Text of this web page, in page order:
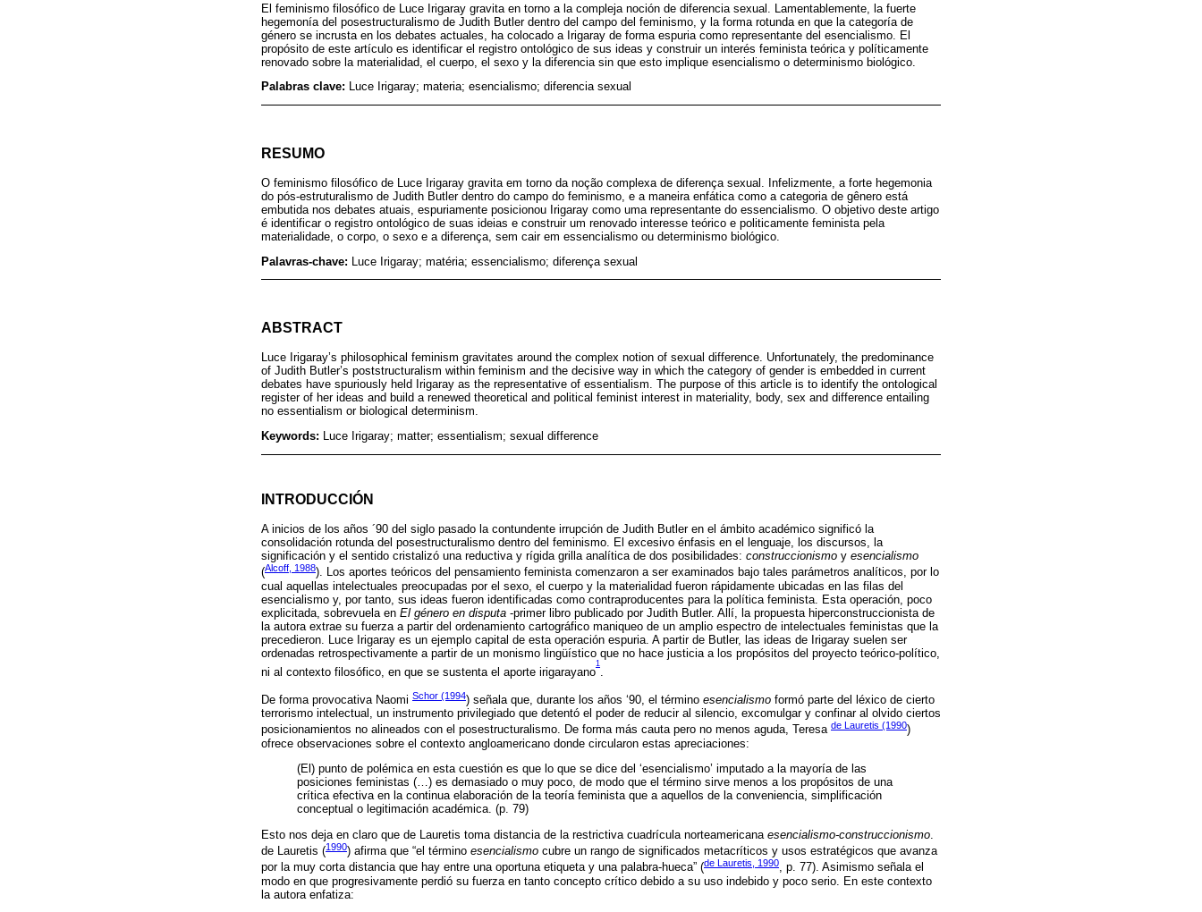
El feminismo filosófico de Luce Irigaray gravita en torno a la compleja noción de diferencia sexual. Lamentablemente, la fuerte
hegemonía del posestructuralismo de Judith Butler dentro del campo del feminismo, y la forma rotunda en que la categoría de
género se incrusta en los debates actuales, ha colocado a Irigaray de forma espuria como representante del esencialismo. El
propósito de este artículo es identificar el registro ontológico de sus ideas y construir un interés feminista teórica y políticamente
renovado sobre la materialidad, el cuerpo, el sexo y la diferencia sin que esto implique esencialismo o determinismo biológico.
Palabras clave: Luce Irigaray; materia; esencialismo; diferencia sexual
RESUMO
O feminismo filosófico de Luce Irigaray gravita em torno da noção complexa de diferença sexual. Infelizmente, a forte hegemonia
do pós-estruturalismo de Judith Butler dentro do campo do feminismo, e a maneira enfática como a categoria de gênero está
embutida nos debates atuais, espuriamente posicionou Irigaray como uma representante do essencialismo. O objetivo deste artigo
é identificar o registro ontológico de suas ideias e construir um renovado interesse teórico e politicamente feminista pela
materialidade, o corpo, o sexo e a diferença, sem cair em essencialismo ou determinismo biológico.
Palavras-chave: Luce Irigaray; matéria; essencialismo; diferença sexual
ABSTRACT
Luce Irigaray’s philosophical feminism gravitates around the complex notion of sexual difference. Unfortunately, the predominance
of Judith Butler’s poststructuralism within feminism and the decisive way in which the category of gender is embedded in current
debates have spuriously held Irigaray as the representative of essentialism. The purpose of this article is to identify the ontological
register of her ideas and build a renewed theoretical and political feminist interest in materiality, body, sex and difference entailing
no essentialism or biological determinism.
Keywords: Luce Irigaray; matter; essentialism; sexual difference
INTRODUCCIÓN
A inicios de los años ´90 del siglo pasado la contundente irrupción de Judith Butler en el ámbito académico significó la
consolidación rotunda del posestructuralismo dentro del feminismo. El excesivo énfasis en el lenguaje, los discursos, la
significación y el sentido cristalizó una reductiva y rígida grilla analítica de dos posibilidades: construccionismo y esencialismo
(Alcoff, 1988). Los aportes teóricos del pensamiento feminista comenzaron a ser examinados bajo tales parámetros analíticos, por lo
cual aquellas intelectuales preocupadas por el sexo, el cuerpo y la materialidad fueron rápidamente ubicadas en las filas del
esencialismo y, por tanto, sus ideas fueron identificadas como contraproducentes para la política feminista. Esta operación, poco
explicitada, sobrevuela en El género en disputa -primer libro publicado por Judith Butler. Allí, la propuesta hiperconstruccionista de
la autora extrae su fuerza a partir del ordenamiento cartográfico maniqueo de un amplio espectro de intelectuales feministas que la
precedieron. Luce Irigaray es un ejemplo capital de esta operación espuria. A partir de Butler, las ideas de Irigaray suelen ser
ordenadas retrospectivamente a partir de un monismo lingüístico que no hace justicia a los propósitos del proyecto teórico-político,
ni al contexto filosófico, en que se sustenta el aporte irigarayano
1
De forma provocativa Naomi Schor (1994) señala que, durante los años ‘90, el término esencialismo formó parte del léxico de cierto
terrorismo intelectual, un instrumento privilegiado que detentó el poder de reducir al silencio, excomulgar y confinar al olvido ciertos
posicionamientos no alineados con el posestructuralismo. De forma más cauta pero no menos aguda, Teresa de Lauretis (1990)
ofrece observaciones sobre el contexto angloamericano donde circularon estas apreciaciones:
(El) punto de polémica en esta cuestión es que lo que se dice del ‘esencialismo’ imputado a la mayoría de las
posiciones feministas (…) es demasiado o muy poco, de modo que el término sirve menos a los propósitos de una
crítica efectiva en la continua elaboración de la teoría feminista que a aquellos de la conveniencia, simplificación
conceptual o legitimación académica. (p. 79)
Esto nos deja en claro que de Lauretis toma distancia de la restrictiva cuadrícula norteamericana esencialismo-construccionismo
de Lauretis (1990) afirma que “el término esencialismo cubre un rango de significados metacríticos y usos estratégicos que avanza
por la muy corta distancia que hay entre una oportuna etiqueta y una palabra-hueca” (de Lauretis, 1990, p. 77). Asimismo señala el
modo en que progresivamente perdió su fuerza en tanto concepto crítico debido a su uso indebido y poco serio. En este contexto
la autora enfatiza: